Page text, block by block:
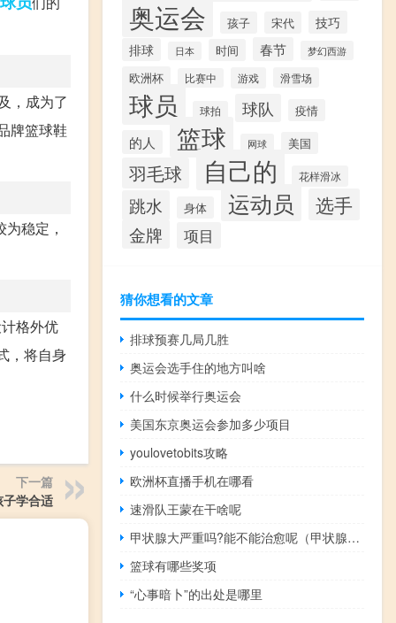
，成为了
牌篮球鞋
稳定，
格外优
，将自身
下一篇
学合适
奥运会 孩子 宋代
技巧
排球
日本 时间 春节 梦幻西游
欧洲杯 比赛中 游戏 滑雪场
球员 球拍 球队 疫情
的人 篮球 网球 美国
羽毛球 自己的 花样滑冰
跳水 身体 运动员 选手
金牌 项目
猜你想看的文章
排球预赛几局几胜
奥运会选手住的地方叫啥
什么时候举行奥运会
美国东京奥运会参加多少项目
youlovetobits攻略
欧洲杯直播手机在哪看
速滑队王蒙在干啥呢
甲状腺大严重吗?能不能治愈呢（甲状腺大严重吗）
篮球有哪些奖项
“心事暗卜”的出处是哪里